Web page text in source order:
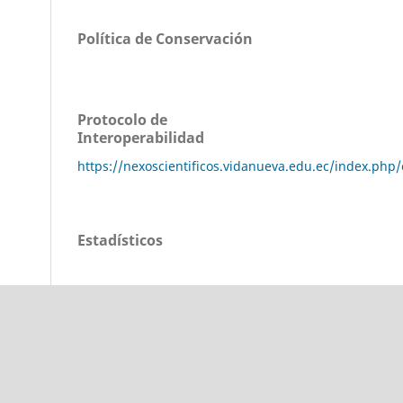
Política de Conservación
Protocolo de
Interoperabilidad
https://nexoscientificos.vidanueva.edu.ec/
Estadísticos